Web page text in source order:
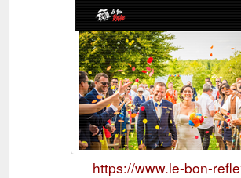
https://www.le-bon-